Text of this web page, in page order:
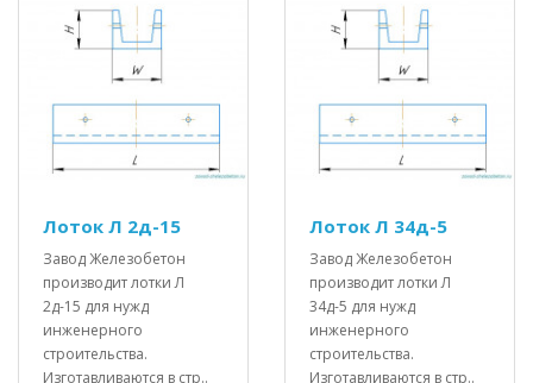
Лоток Л 2д-15
Завод Железобетон
производит лотки Л
2д-15 для нужд
инженерного
строительства.
Изготавливаются в стр..
Лоток Л 34д-5
Завод Железобетон
производит лотки Л
34д-5 для нужд
инженерного
строительства.
Изготавливаются в стр..